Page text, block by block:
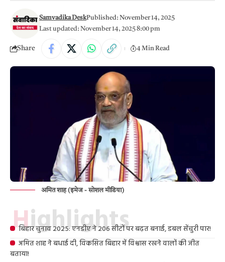
Last updated: November 14, 2025 8:00 pm
Samvadika DeskPublished: November 14, 2025
Share 4 Min Read
अमित शाह (इमेज - सोशल मीडिया)
Highlights
बिहार चुनाव 2025: एनडीए ने 206 सीटों पर बढ़त बनाई, डबल सेंचुरी पार!
अमित शाह ने बधाई दी, विकसित बिहार में विश्वास रखने वालों की जीत
बताया!